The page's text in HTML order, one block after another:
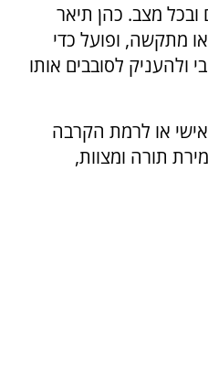
מצב. כהן תיאר
מתקשה, ופועל כדי
ולהעניק לסובבים אותו
או לרמת הקרבה
תורה ומצוות,